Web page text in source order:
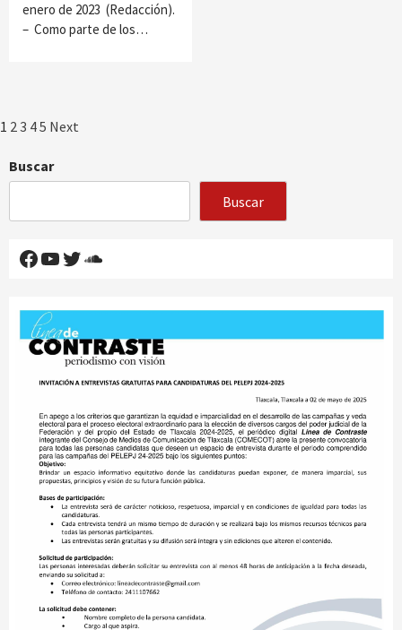
enero de 2023 (Redacción).
– Como parte de los…
Paginación
de
1 23 45 Next
Buscar
Buscar
Facebook
YouTube
Twitter
SoundCloud